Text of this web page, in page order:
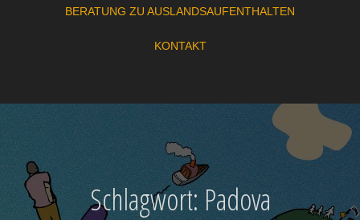
BERATUNG ZU AUSLANDSAUFENTHALTEN
KONTAKT
Schlagwort: Padova